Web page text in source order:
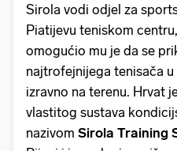
Sirola vodi odjel za
Piatijevu teniskom
omogućio mu je da se
najtrofejnijega tenisača
izravno na terenu. Hrvat
vlastitog sustava
nazivom Sirola Training